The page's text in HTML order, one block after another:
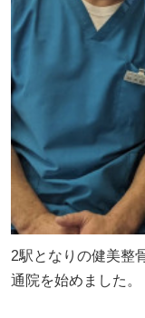
2駅となりの健美整
通院を始めました。